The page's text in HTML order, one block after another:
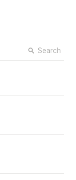
Search